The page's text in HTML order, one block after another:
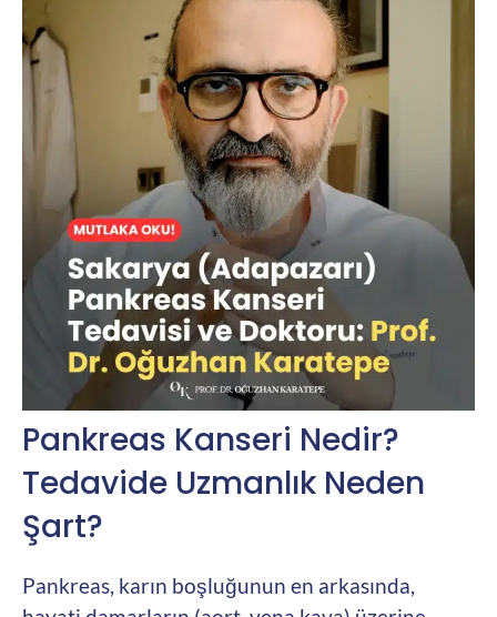
Pankreas Kanseri Nedir?
Tedavide Uzmanlık Neden
Şart?
Pankreas, karın boşluğunun en arkasında,